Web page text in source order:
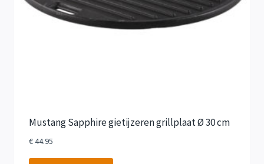
Mustang Sapphire gietijzeren grillplaat Ø 30 cm
€44.95